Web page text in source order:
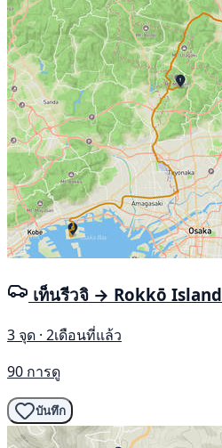
เท็นรีวจิ → Rokkō Island
3 จุด · 2เดือนที่แล้ว
90 การดู
บันทึก